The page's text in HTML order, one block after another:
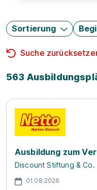
Sortierung
Suche
563
Ausbildung zum
Discount Stiftung & Co.
01.08.2026